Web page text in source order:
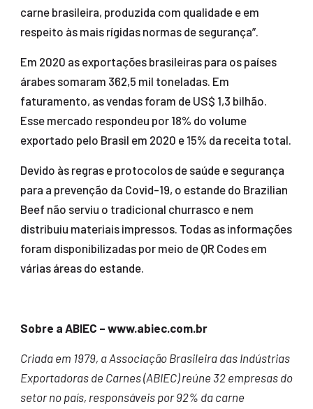
carne brasileira, produzida com qualidade e em
respeito às mais rígidas normas de segurança”.
Em 2020 as exportações brasileiras para os países
árabes somaram 362,5 mil toneladas. Em
faturamento, as vendas foram de US$ 1,3 bilhão.
Esse mercado respondeu por 18% do volume
exportado pelo Brasil em 2020 e 15% da receita total.
Devido às regras e protocolos de saúde e segurança
para a prevenção da Covid-19, o estande do Brazilian
Beef não serviu o tradicional churrasco e nem
distribuiu materiais impressos. Todas as informações
foram disponibilizadas por meio de QR Codes em
várias áreas do estande.
Sobre a ABIEC – www.abiec.com.br
Criada em 1979, a Associação Brasileira das Indústrias
Exportadoras de Carnes (ABIEC) reúne 32 empresas do
setor no país, responsáveis por 92% da carne